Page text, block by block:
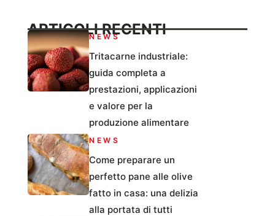
ARTICOLI RECENTI
NEWS
Tritacarne industriale:
guida completa a
prestazioni, applicazioni
e valore per la
produzione alimentare
NEWS
Come preparare un
perfetto pane alle olive
fatto in casa: una delizia
alla portata di tutti